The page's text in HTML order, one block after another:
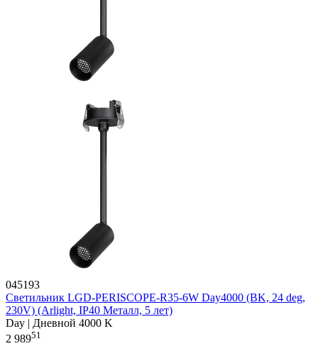
045193
Светильник LGD-PERISCOPE-R35-6W Day4000 (BK, 24 deg,
230V) (Arlight, IP40 Металл, 5 лет)
Day | Дневной 4000 K
2 98951